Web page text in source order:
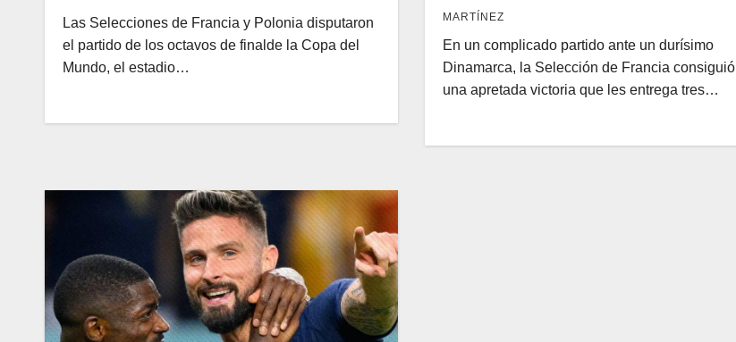
Las Selecciones de Francia y Polonia disputaron
el partido de los octavos de finalde la Copa del
Mundo, el estadio…
MARTÍNEZ
En un complicado partido ante un durísimo
Dinamarca, la Selección de Francia consiguió
una apretada victoria que les entrega tres…